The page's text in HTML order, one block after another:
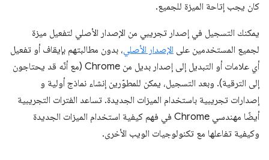
كان يجب إتاحة الميزة للجميع.
يمكنك التسجيل في إصدار تجريبي من الإصدار الأصلي لتفعيل ميزة
لجميع المستخدمين على الإصدار الأصلي، بدون مطالبتهم بإيقاف أو تفعيل
أي علامات أو التبديل إلى إصدار بديل من Chrome (مع أنّه قد يحتاجون
إلى الترقية). وبعد التسجيل، يمكن للمطوّرين إنشاء نماذج أولية و
إصدارات تجريبية باستخدام الميزات الجديدة. تساعد الفترات التجريبية
أيضًا مهندسي Chrome في فهم كيفية استخدام الميزات الجديدة
وكيفية تفاعلها مع تكنولوجيات الويب الأخرى.